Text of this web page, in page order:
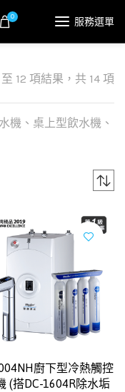
0 服務選單
12 項結果，共 14 項
機、桌上型飲水機、
廚下型冷熱觸控
(搭DC-1604R除水垢